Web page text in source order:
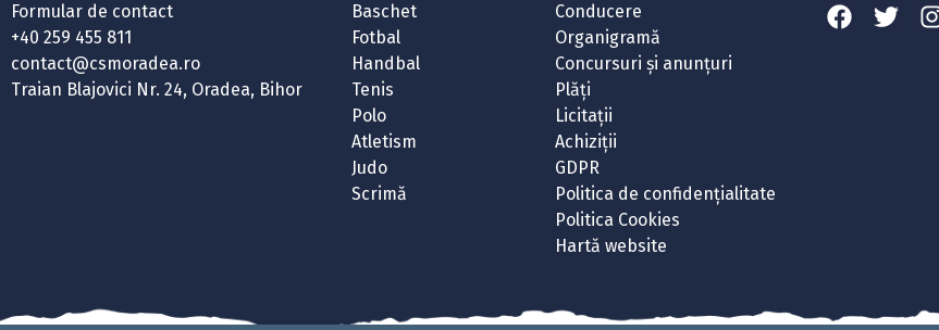
Formular de contact
+40 259 455 811
contact@csmoradea.ro
Traian Blajovici Nr. 24, Oradea, Bihor
Baschet
Fotbal
Handbal
Tenis
Polo
Atletism
Judo
Scrimă
Conducere
Organigramă
Concursuri și anunțuri
Plăți
Licitații
Achiziții
GDPR
Politica de confidențialitate
Politica Cookies
Hartă website